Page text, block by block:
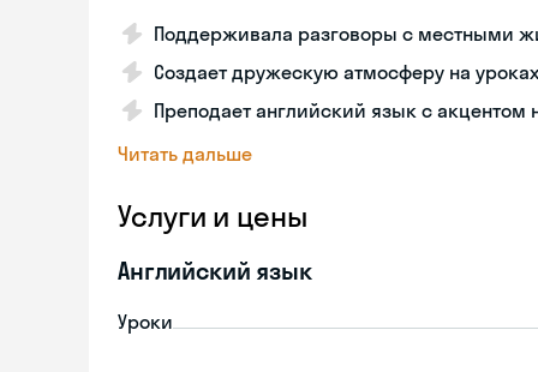
Поддерживала разговоры с местными
Создает дружескую атмосферу на
Преподает английский язык с акцентом
Читать дальше
Услуги и цены
Английский язык
Уроки